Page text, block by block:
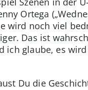
Ortega
wird noch viel
Das ist
glaube, es
Du die